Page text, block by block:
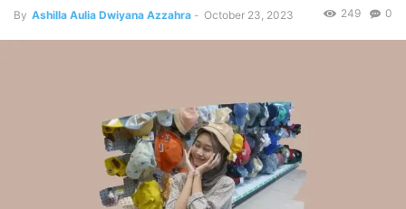
By Ashilla Aulia Dwiyana Azzahra - October 23, 2023 0
249